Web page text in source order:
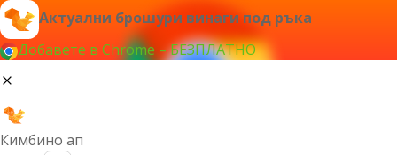
Актуални брошури винаги под ръка
Добавете в Chrome – БЕЗПЛАТНО
Кимбино ап